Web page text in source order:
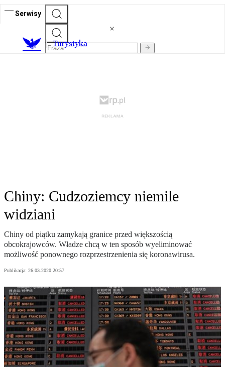
Serwisy
Turystyka
Chiny: Cudzoziemcy niemile
widziani
Chiny od piątku zamykają granice przed większością
obcokrajowców. Władze chcą w ten sposób wyeliminować
możliwość ponownego rozprzestrzenienia się koronawirusa.
Publikacja: 26.03.2020 20:57